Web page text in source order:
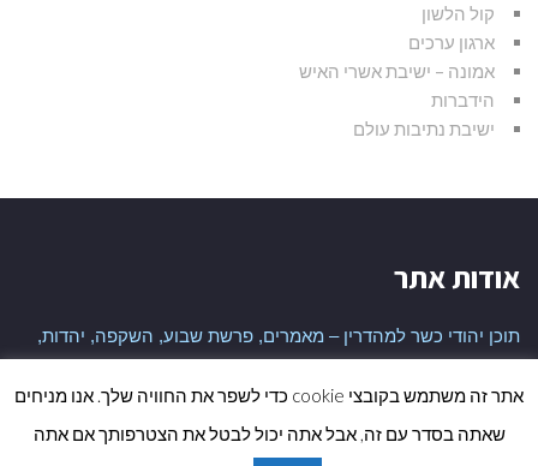
קול הלשון
ארגון ערכים
אמונה – ישיבת אשרי האיש
הידברות
ישיבת נתיבות עולם
אודות אתר
תוכן יהודי כשר למהדרין – מאמרים, פרשת שבוע, השקפה, יהדות,
היסטוריה יהודית ועוד
אתר זה משתמש בקובצי cookie כדי לשפר את החוויה שלך. אנו מניחים
שאתה בסדר עם זה, אבל אתה יכול לבטל את הצטרפותך אם אתה